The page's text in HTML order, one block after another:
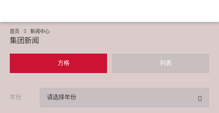
首页 新闻中心
集团新闻
方格 列表
年份 请选择年份